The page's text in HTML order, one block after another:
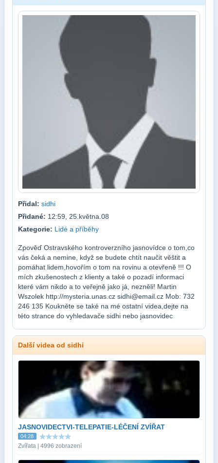
Přidal: sidhi
Přidané: 12:59, 25.května.08
Kategorie: Lidé a příběhy
Zpověď Ostravského kontroverzního jasnovídce o tom,co
vás čeká a nemine, když se budete chtít naučit věštit a
pomáhat lidem,hovořím o tom na rovinu a otevřeně !!! O
mích zkušenostech z klienty a také o pozadí informaci
které vám nikdo a to veřejně jako já, nezněli! Martin
Wszolek http://mysteria.unas.cz sidhi@email.cz Mob: 732
246 135 Koukněte se také na mé ostatní videa,dejte na
této strance do vyhledavače sidhi nebo jasnovidec
Další videa od sidhi
JASNOVIDECTVI-TELEPATIE-LÉČENÍ ZVÍŘAT
04:28
Zvířata | 4996 zobrazení